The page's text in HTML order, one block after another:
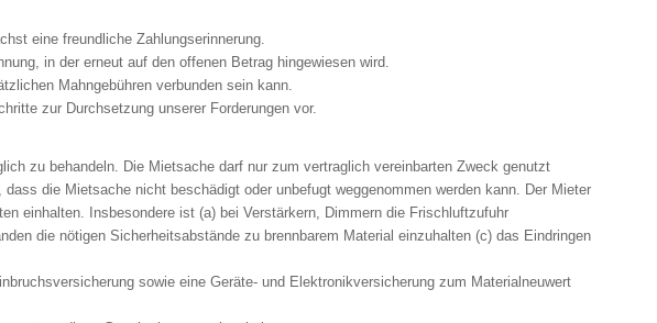
eine freundliche Zahlungserinnerung.
in der erneut auf den offenen Betrag hingewiesen wird.
Mahngebühren verbunden sein kann.
zur Durchsetzung unserer Forderungen vor.
zu behandeln. Die Mietsache darf nur zum vertraglich vereinbarten Zweck genutzt
die Mietsache nicht beschädigt oder unbefugt weggenommen werden kann. Der Mieter
einhalten. Insbesondere ist (a) bei Verstärkern, Dimmern die Frischluftzufuhr
die nötigen Sicherheitsabstände zu brennbarem Material einzuhalten (c) das Eindringen
sowie eine Geräte- und Elektronikversicherung zum Materialneuwert